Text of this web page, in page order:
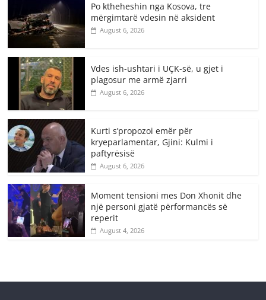
Po ktheheshin nga Kosova, tre
mërgimtarë vdesin në aksident
August 6, 2026
Vdes ish-ushtari i UÇK-së, u gjet i
plagosur me armë zjarri
August 6, 2026
Kurti s’propozoi emër për
kryeparlamentar, Gjini: Kulmi i
paftyrësisë
August 6, 2026
Moment tensioni mes Don Xhonit dhe
një personi gjatë përformancës së
reperit
August 4, 2026